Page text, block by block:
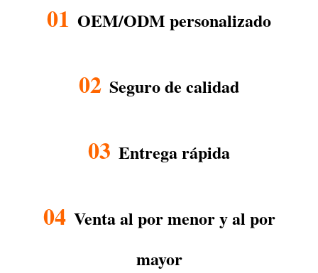
01 OEM/ODM personalizado
02 Seguro de calidad
03 Entrega rápida
04 Venta al por menor y al por
mayor